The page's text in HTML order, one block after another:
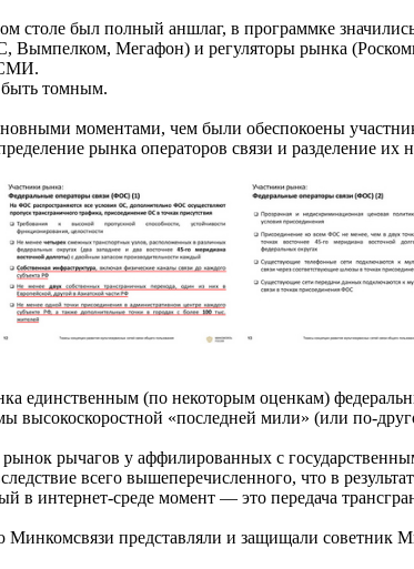
столе был полный аншлаг, в программке
Вымпелком, Мегафон) и регуляторы рынка
СМИ.
томным.
моментами, чем были обеспокоены
рынка операторов связи и
единственным (по некоторым оценкам)
высокоскоростной «последней мили» (или по-
рычагов у аффилированных с
всего вышеперечисленного, что в
в интернет-среде момент — это передача
Минкомсвязи представляли и защищали советник